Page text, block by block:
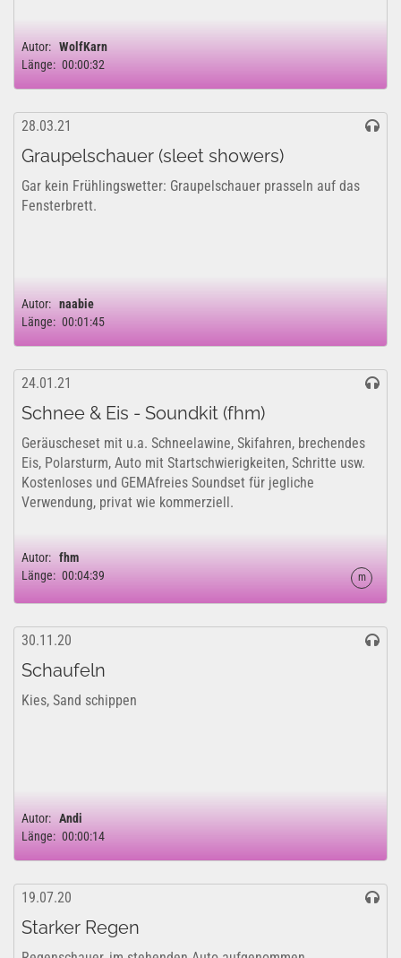
Autor: WolfKarn
Länge: 00:00:32
28.03.21
Graupelschauer (sleet showers)
Gar kein Frühlingswetter: Graupelschauer prasseln auf das
Fensterbrett.
Autor: naabie
Länge: 00:01:45
24.01.21
Schnee & Eis - Soundkit (fhm)
Geräuscheset mit u.a. Schneelawine, Skifahren, brechendes
Eis, Polarsturm, Auto mit Startschwierigkeiten, Schritte usw.
Kostenloses und GEMAfreies Soundset für jegliche
Verwendung, privat wie kommerziell.
Autor: fhm
Länge: 00:04:39 m
30.11.20
Schaufeln
Kies, Sand schippen
Autor: Andi
Länge: 00:00:14
19.07.20
Starker Regen